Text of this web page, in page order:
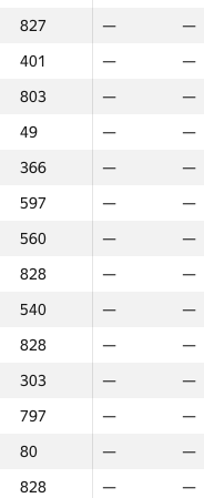
827 — —
401 — —
803 — —
49 — —
366 — —
597 — —
560 — —
828 — —
540 — —
828 — —
303 — —
797 — —
80 — —
828 — —
Орын